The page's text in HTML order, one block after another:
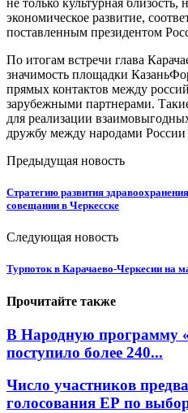
экономическое развитие,
поставленным президентом
По итогам встречи глава
значимость площадки
прямых контактов между
зарубежными партнерами.
для реализации
дружбу между народами
Предыдущая новость
Стратегию развития
совещании в Черкесске
Следующая новость
Турпоток в Карачаево-Черкесии на
Прочитайте также
В Народную программу
поступило более 240...
Число участников
голосования ЕР по